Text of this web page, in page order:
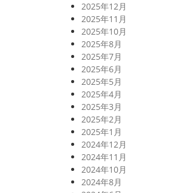
2025年12月
2025年11月
2025年10月
2025年8月
2025年7月
2025年6月
2025年5月
2025年4月
2025年3月
2025年2月
2025年1月
2024年12月
2024年11月
2024年10月
2024年8月